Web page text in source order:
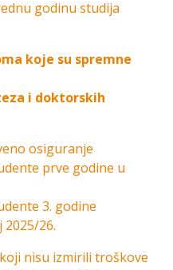
godinu studija
koje su spremne
i doktorskih
osiguranje
prve godine u
3. godine
26.
nisu izmirili troškove